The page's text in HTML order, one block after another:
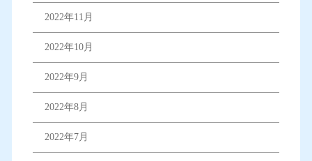
2022年11月
2022年10月
2022年9月
2022年8月
2022年7月